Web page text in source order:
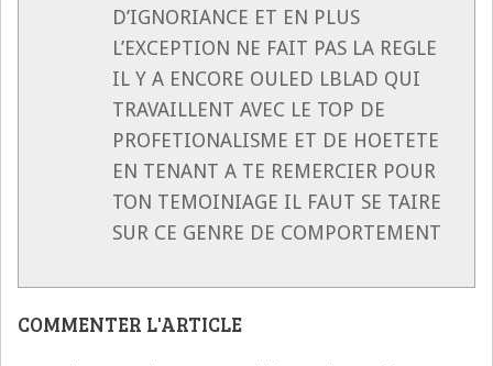
D’IGNORIANCE ET EN PLUS
L’EXCEPTION NE FAIT PAS LA REGLE
IL Y A ENCORE OULED LBLAD QUI
TRAVAILLENT AVEC LE TOP DE
PROFETIONALISME ET DE HOETETE
EN TENANT A TE REMERCIER POUR
TON TEMOINIAGE IL FAUT SE TAIRE
SUR CE GENRE DE COMPORTEMENT
COMMENTER L'ARTICLE